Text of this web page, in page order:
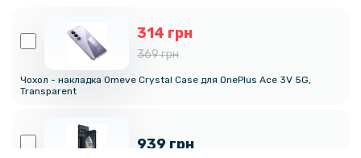
314 грн
369 грн
Чохол - накладка Omeve Crystal Case для OnePlus Ace 3V 5G,
Transparent
939 грн